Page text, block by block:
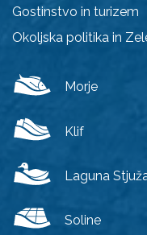
Gostinstvo in turizem
Okoljska politika in
Morje
Klif
Laguna
Soline